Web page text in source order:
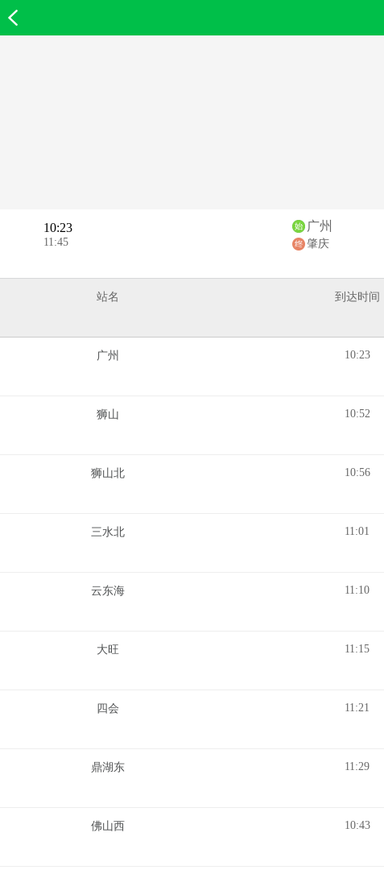
10:23
11:45
广州
肇庆
站名 到达时间
广州 10:23
狮山 10:52
狮山北 10:56
三水北 11:01
云东海 11:10
大旺 11:15
四会 11:21
鼎湖东 11:29
佛山西 10:43